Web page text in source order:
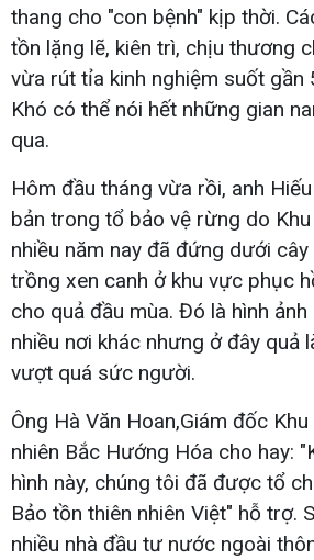
thang cho "con bệnh" kịp thời.
tồn lặng lẽ, kiên trì, chịu thương
vừa rút tỉa kinh nghiệm suốt gần
Khó có thể nói hết những gian
qua.
Hôm đầu tháng vừa rồi, anh
bản trong tổ bảo vệ rừng do
nhiều năm nay đã đứng dưới
trồng xen canh ở khu vực phục
cho quả đầu mùa. Đó là hình
nhiều nơi khác nhưng ở đây quả
vượt quá sức người.
Ông Hà Văn Hoan,Giám đốc
nhiên Bắc Hướng Hóa cho hay:
hình này, chúng tôi đã được tổ
Bảo tồn thiên nhiên Việt" hỗ trợ.
nhiều nhà đầu tư nước ngoài